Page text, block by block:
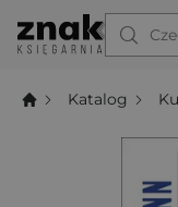
Katalog